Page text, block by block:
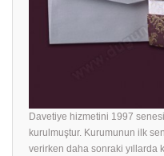
Davetiye hizmetini 1997
kurulmuştur. Kurumunun ilk
verirken daha sonraki yıllarda